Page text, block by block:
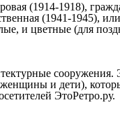
(1914-1918),
(1941-1945),
и цветные (для
сооружения.
и дети),
ЭтоРетро.ру.